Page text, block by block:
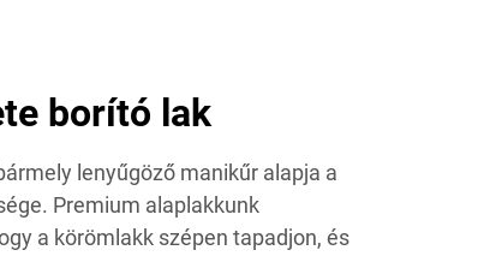
borító lak
lenyűgöző manikűr alapja a
Premium alaplakkunk
a körömlakk szépen tapadjon, és